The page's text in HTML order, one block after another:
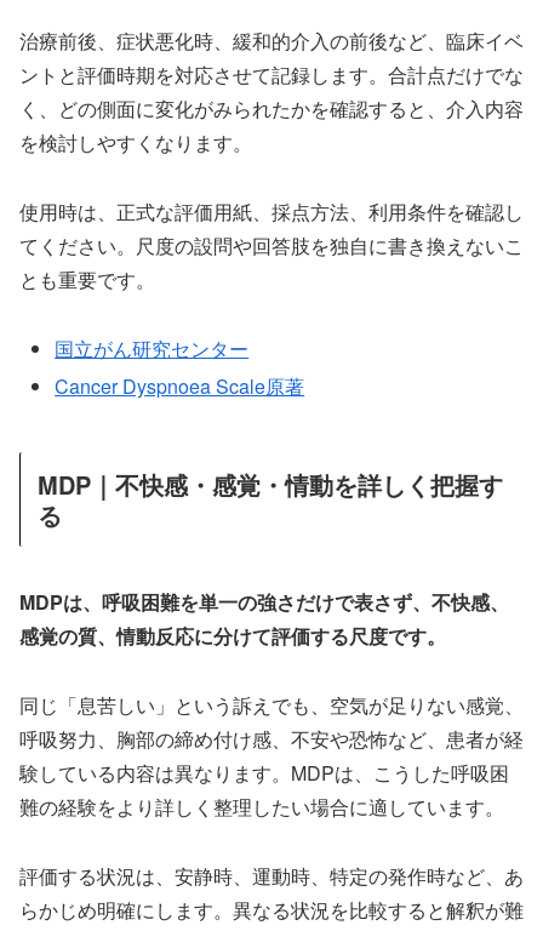
治療前後、症状悪化時、緩和的介入の前後など、臨床イベ
ントと評価時期を対応させて記録します。合計点だけでな
く、どの側面に変化がみられたかを確認すると、介入内容
を検討しやすくなります。
使用時は、正式な評価用紙、採点方法、利用条件を確認し
てください。尺度の設問や回答肢を独自に書き換えないこ
とも重要です。
国立がん研究センター
Cancer Dyspnoea Scale原著
MDP｜不快感・感覚・情動を詳しく把握す
る
MDPは、呼吸困難を単一の強さだけで表さず、不快感、
感覚の質、情動反応に分けて評価する尺度です。
同じ「息苦しい」という訴えでも、空気が足りない感覚、
呼吸努力、胸部の締め付け感、不安や恐怖など、患者が経
験している内容は異なります。MDPは、こうした呼吸困
難の経験をより詳しく整理したい場合に適しています。
評価する状況は、安静時、運動時、特定の発作時など、あ
らかじめ明確にします。異なる状況を比較すると解釈が難